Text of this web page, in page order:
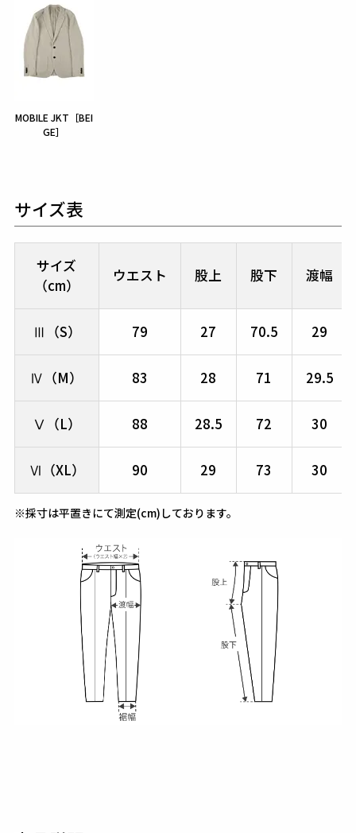
MOBILE JKT［BEI
GE］
サイズ表
サイズ
（cm）
ウエスト 股上 股下 渡幅
Ⅲ（S） 79 27 70.5 29
Ⅳ（M） 83 28 71 29.5
Ⅴ（L） 88 28.5 72 30
Ⅵ（XL） 90 29 73 30
※採寸は平置きにて測定(cm)しております。